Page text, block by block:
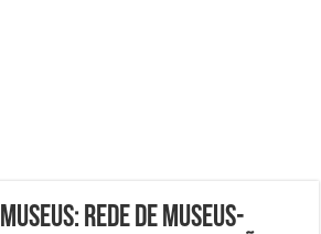
Rede de Museus-